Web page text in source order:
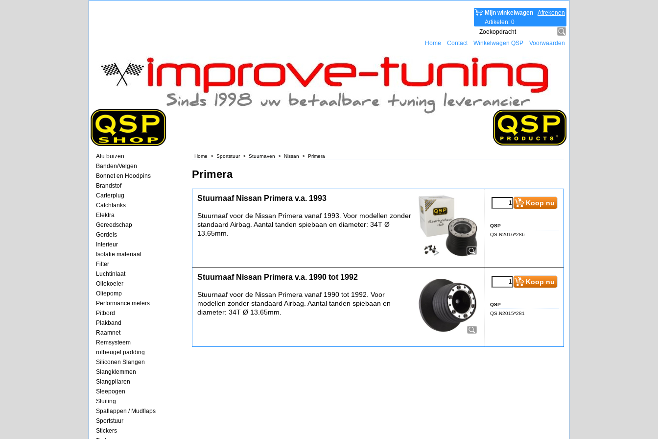
Afrekenen
Mijn winkelwagen
Artikelen: 0
Home Contact Winkelwagen QSP Voorwaarden
Alu buizen
Banden/Velgen
Bonnet en Hoodpins
Brandstof
Carterplug
Catchtanks
Elektra
Gereedschap
Gordels
Interieur
Isolatie materiaal
Filter
Luchtinlaat
Oliekoeler
Oliepomp
Performance meters
Pitbord
Plakband
Raamnet
Remsysteem
rolbeugel padding
Siliconen Slangen
Slangklemmen
Slangpilaren
Sleepogen
Sluiting
Spatlappen / Mudflaps
Sportstuur
Stickers
Home > Sportstuur> Stuurnaven > Nissan > Primera
Primera
Koop nu
QSP
QS.N2016*286
Stuurnaaf Nissan Primera v.a. 1993
Stuurnaaf voor de Nissan Primera vanaf 1993. Voor modellen zonder
standaard Airbag. Aantal tanden spiebaan en diameter: 34T Ø
13.65mm.
Koop nu
QSP
QS.N2015*281
Stuurnaaf Nissan Primera v.a. 1990 tot 1992
Stuurnaaf voor de Nissan Primera vanaf 1990 tot 1992. Voor
modellen zonder standaard Airbag. Aantal tanden spiebaan en
diameter: 34T Ø 13.65mm.